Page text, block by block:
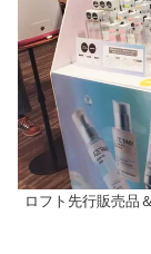
ロフト先行販売品